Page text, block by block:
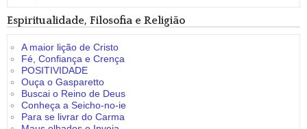
Espiritualidade, Filosofia e Religião
A maior lição de Cristo
Fé, Confiança e Crença
POSITIVIDADE
Ouça o Gasparetto
Buscai o Reino de Deus
Conheça a Seicho-no-ie
Para se livrar do Carma